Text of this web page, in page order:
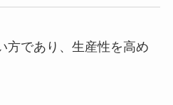
方であり、生産性を高め